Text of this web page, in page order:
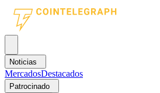
Noticias
MercadosDestacados
Patrocinado